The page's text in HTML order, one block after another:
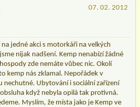
07. 02. 2012
jedné akci s motorkáři na velkých
nijak nadšení. Kemp nenabízí žádné
zde nemáte vůbec nic. Okolí
kemp nás zklamal. Nepořádek v
nechutné. Ubytování i sociální zařízení
když nebyla opilá tak protivná.
Myslím, že místa jako je Kemp ve